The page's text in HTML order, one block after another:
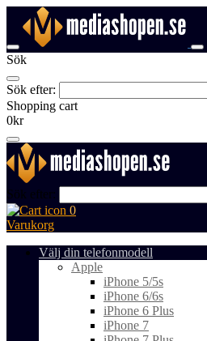
Sök
Sök efter:
Shopping cart
0kr
Sök efter:
0
Varukorg
Välj din telefonmodell
Apple
iPhone 5/5s
iPhone 6/6s
iPhone 6 Plus
iPhone 7